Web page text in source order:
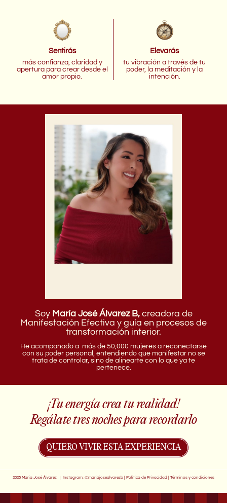
Sentirás
más confianza, claridad y
apertura para crear desde el
amor propio.
Elevarás
tu vibración a través de tu
poder, la meditación y la
intención.
Soy María José Álvarez B,creadora de
Manifestación Efectiva y guía en procesos de
transformación interior.
He acompañado a más de 50,000 mujeres a reconectarse
con su poder personal, entendiendo que manifestar no se
trata de controlar, sino de alinearte con lo que ya te
pertenece.
¡Tu energía crea tu realidad!
Regálate tres noches para recordarlo
QUIERO VIVIR ESTA EXPERIENCIA
2025 María José Álvarez | Instagram: @mariajosealvarezb | Política de Privacidad | Términos y condiciones